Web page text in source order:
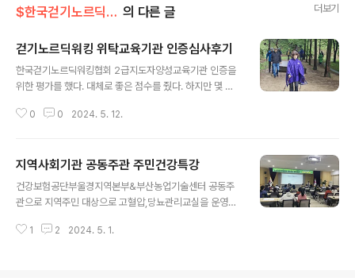
$한국걷기노르딕워킹협회 의 다른 글 더보기
걷기노르딕워킹 위탁교육기관 인증심사후기
한국걷기노르딕워킹협회 2급지도자양성교육기관 인증을
위한 평가를 했다. 대체로 좋은 점수를 줬다. 하지만 몇 가
장 큰 문제는 교육생의 아킬레스건이 파열에 됐다는 것이
습시간에 스트레칭 했다고 오후시간에는 스트레칭을 생략
하고 바로 실습교육에 돌입 했다. 둘째, 숲속인데 비까지 와
서 기온이 낮은 경우 웜업과 충분히 스트레칭해야 한다. 하
왜냐하면 발목이 과굴곡될때 아킬레스건이 과신전되면서
0 0 2024. 5. 12.
지역사회기관 공동주관 주민건강특강
건강보험공단부울경지역본부&부산농업기술센터 공동주
관으로 지역주민 대상으로 고혈압,당뇨관리교실을 운영하
다. 짧은시간에 임팩트있고 감동을 주고 동시에 걷기의 가
1 2 2024. 5. 1.